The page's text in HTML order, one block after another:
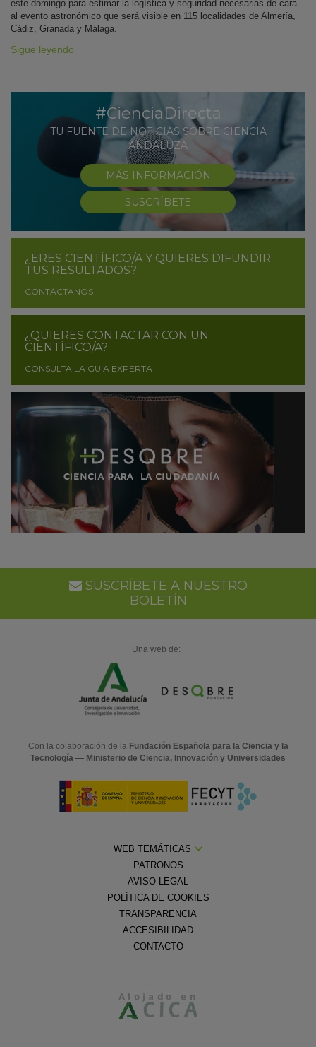
este domingo para estimar la logística y seguridad necesarias de cara
al evento astronómico que será visible en 115 localidades de Almería,
Cádiz, Granada y Málaga.
Sigue leyendo
#CienciaDirecta
TU FUENTE DE NOTICIAS SOBRE CIENCIA
ANDALUZA
MÁS INFORMACIÓN
SUSCRÍBETE
¿ERES CIENTÍFICO/A Y QUIERES DIFUNDIR
TUS RESULTADOS?
CONTÁCTANOS
¿QUIERES CONTACTAR CON UN
CIENTÍFICO/A?
CONSULTA LA GUÍA EXPERTA
SUSCRÍBETE A NUESTRO
BOLETÍN
Una web de:
Con la colaboración de la Fundación Española para la Ciencia y la
Tecnología — Ministerio de Ciencia, Innovación y Universidades
WEB TEMÁTICAS
PATRONOS
AVISO LEGAL
POLÍTICA DE COOKIES
TRANSPARENCIA
ACCESIBILIDAD
CONTACTO